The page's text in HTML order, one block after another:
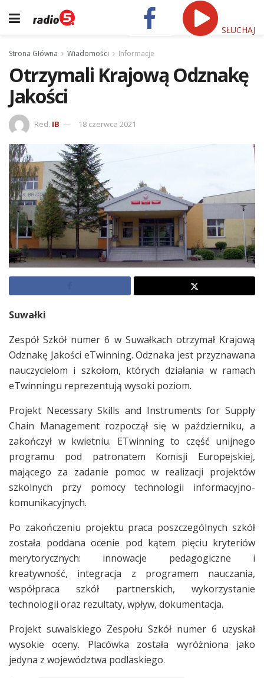
SŁUCHAJ
Strona Główna Wiadomości Informacje
Otrzymali Krajową Odznakę
Jakości
Red. IB 18 czerwca 2021
Suwałki
Zespół Szkół numer 6 w Suwałkach otrzymał Krajową
Odznakę Jakości eTwinning. Odznaka jest przyznawana
nauczycielom i szkołom, których działania w ramach
eTwinningu reprezentują wysoki poziom.
Projekt Necessary Skills and Instruments for Supply
Chain Management rozpoczął się w październiku, a
zakończył w kwietniu. ETwinning to część unijnego
programu pod patronatem Komisji Europejskiej,
mającego za zadanie pomoc w realizacji projektów
szkolnych przy pomocy technologii informacyjno-
komunikacyjnych.
Po zakończeniu projektu praca poszczególnych szkół
została poddana ocenie pod kątem pięciu kryteriów
merytorycznych: innowacje pedagogiczne i
kreatywność, integracja z programem nauczania,
współpraca szkół partnerskich, wykorzystanie
technologii oraz rezultaty, wpływ, dokumentacja.
Projekt suwalskiego Zespołu Szkół numer 6 uzyskał
wysokie oceny. Placówka została wyróżniona jako
jedyna z województwa podlaskiego.